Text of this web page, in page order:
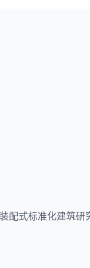
配式标准化建筑研